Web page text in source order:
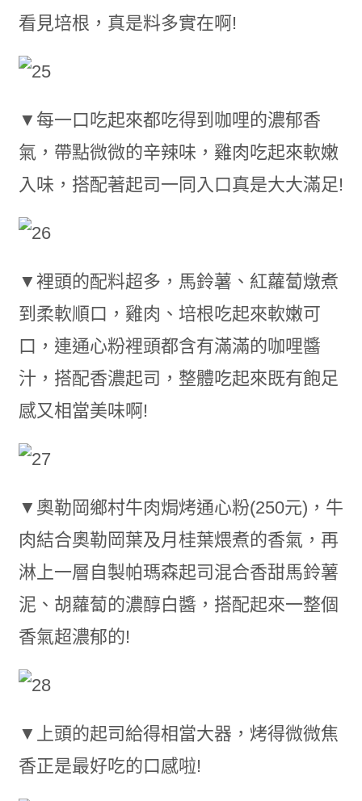
看見培根，真是料多實在啊!
▼每一口吃起來都吃得到咖哩的濃郁香
氣，帶點微微的辛辣味，雞肉吃起來軟嫩
入味，搭配著起司一同入口真是大大滿足!
▼裡頭的配料超多，馬鈴薯、紅蘿蔔燉煮
到柔軟順口，雞肉、培根吃起來軟嫩可
口，連通心粉裡頭都含有滿滿的咖哩醬
汁，搭配香濃起司，整體吃起來既有飽足
感又相當美味啊!
▼奧勒岡鄉村牛肉焗烤通心粉(250元)，牛
肉結合奧勒岡葉及月桂葉煨煮的香氣，再
淋上一層自製帕瑪森起司混合香甜馬鈴薯
泥、胡蘿蔔的濃醇白醬，搭配起來一整個
香氣超濃郁的!
▼上頭的起司給得相當大器，烤得微微焦
香正是最好吃的口感啦!